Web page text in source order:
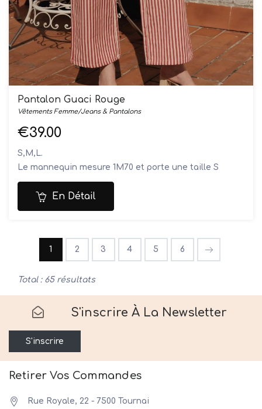
Pantalon Guaci Rouge
Vêtements Femme/Jeans & Pantalons
€39.00
S,M,L.
Le mannequin mesure 1M70 et porte une taille S
Composition: 100% coton
Lavage en machine à 30°
En Détail
1 2 3 4 5 6
Total : 65 résultats
S'inscrire À La Newsletter
S'inscrire
Retirer Vos Commandes
Rue Royale, 22 - 7500 Tournai